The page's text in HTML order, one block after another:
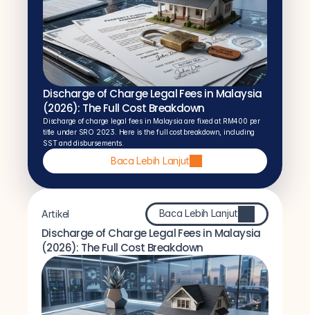
Discharge of Charge Legal Fees in Malaysia
(2026): The Full Cost Breakdown
Discharge of charge legal fees in Malaysia are fixed at RM400 per
title under SRO 2023. Here is the full cost breakdown, including
SST and disbursements.
Baca Lebih Lanjut
Artikel Baca Lebih Lanjut
Discharge of Charge Legal Fees in Malaysia
(2026): The Full Cost Breakdown